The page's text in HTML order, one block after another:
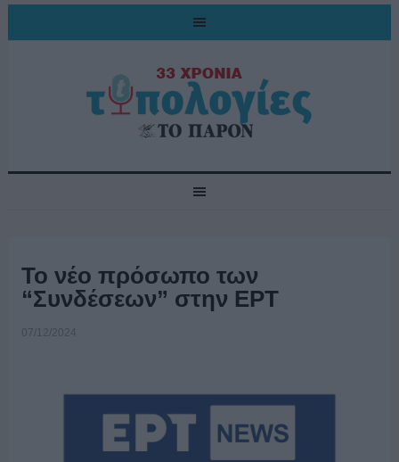
Το νέο πρόσωπο των
“Συνδέσεων” στην ΕΡΤ
07/12/2024